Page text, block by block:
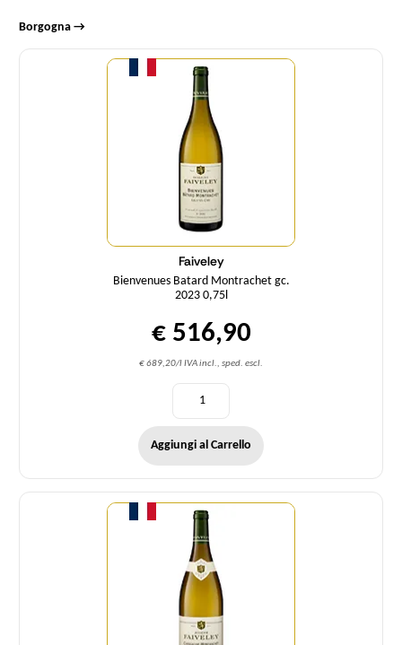
Borgogna →
Faiveley
Bienvenues Batard Montrachet gc.
2023 0,75l
€ 516,90
€ 689,20/l IVA incl., sped. escl.
Quantità
Aggiungi al Carrello
Quantità